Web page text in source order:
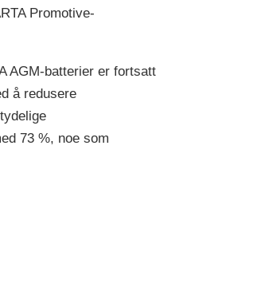
Promotive-
AGM-batterier er fortsatt
å redusere
73 %, noe som